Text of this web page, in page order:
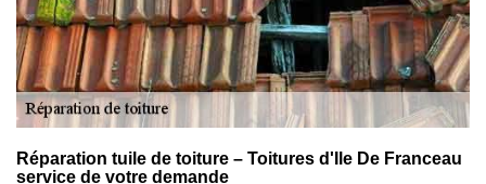
Réparation tuile de toiture – Toitures d'Ile De Franceau
service de votre demande